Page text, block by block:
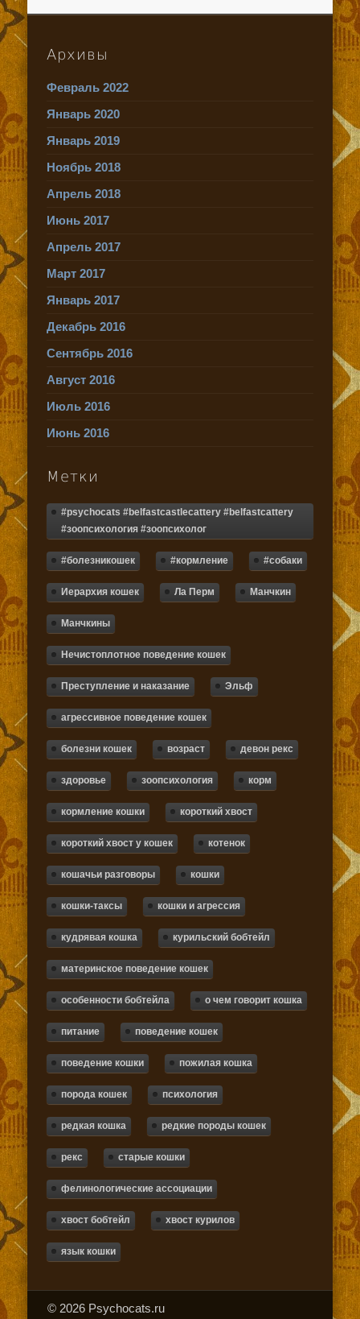
Архивы
Февраль 2022
Январь 2020
Январь 2019
Ноябрь 2018
Апрель 2018
Июнь 2017
Апрель 2017
Март 2017
Январь 2017
Декабрь 2016
Сентябрь 2016
Август 2016
Июль 2016
Июнь 2016
Метки
#psychocats #belfastcastlecattery #belfastcattery
#зоопсихология #зоопсихолог
#болезникошек #кормление #собаки
Иерархия кошек Ла Перм Манчкин
Манчкины
Нечистоплотное поведение кошек
Преступление и наказание Эльф
агрессивное поведение кошек
болезни кошек возраст девон рекс
здоровье зоопсихология корм
кормление кошки короткий хвост
короткий хвост у кошек котенок
кошачьи разговоры кошки
кошки-таксы кошки и агрессия
кудрявая кошка курильский бобтейл
материнское поведение кошек
особенности бобтейла о чем говорит кошка
питание поведение кошек
поведение кошки пожилая кошка
порода кошек психология
редкая кошка редкие породы кошек
рекс старые кошки
фелинологические ассоциации
хвост бобтейл хвост курилов
язык кошки
© 2026 Psychocats.ru